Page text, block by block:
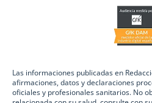
Las informaciones publicadas en
afirmaciones, datos y declaraciones
oficiales y profesionales sanitarios. No